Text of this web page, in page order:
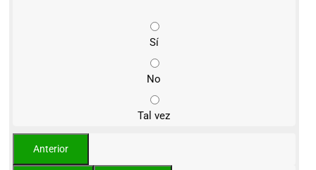
Sí
No
Tal vez